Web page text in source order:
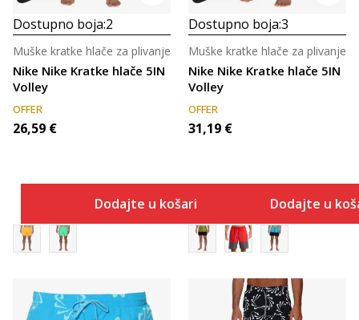
Dostupno boja:2
Nike Nike Kratke hlače 5IN
Volley
Muške kratke hlače za plivanje
OFFER
26,59 €
Dodajte u košaricu
Dostupno boja:3
Nike Nike Kratke hlače 5IN
Volley
Muške kratke hlače za plivanje
OFFER
31,19 €
Dodajte u